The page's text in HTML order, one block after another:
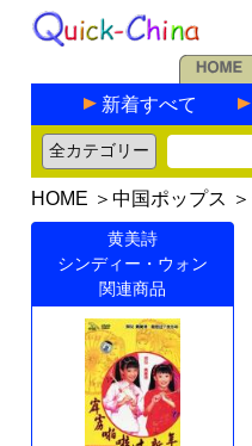
新着すべて
HOME ＞ 中国ポップス ＞
黄美詩
シンディー・ウォン
関連商品